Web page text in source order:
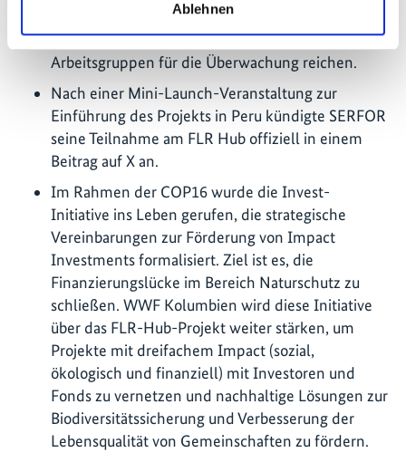
Ablehnen
Management und Finanzierung, bis hin zur
Konsolidierung interinstitutioneller
Arbeitsgruppen für die Überwachung reichen.
Nach einer Mini-Launch-Veranstaltung zur
Einführung des Projekts in Peru kündigte SERFOR
seine Teilnahme am FLR Hub offiziell in einem
Beitrag auf X an.
Im Rahmen der COP16 wurde die Invest-
Initiative ins Leben gerufen, die strategische
Vereinbarungen zur Förderung von Impact
Investments formalisiert. Ziel ist es, die
Finanzierungslücke im Bereich Naturschutz zu
schließen. WWF Kolumbien wird diese Initiative
über das FLR-Hub-Projekt weiter stärken, um
Projekte mit dreifachem Impact (sozial,
ökologisch und finanziell) mit Investoren und
Fonds zu vernetzen und nachhaltige Lösungen zur
Biodiversitätssicherung und Verbesserung der
Lebensqualität von Gemeinschaften zu fördern.